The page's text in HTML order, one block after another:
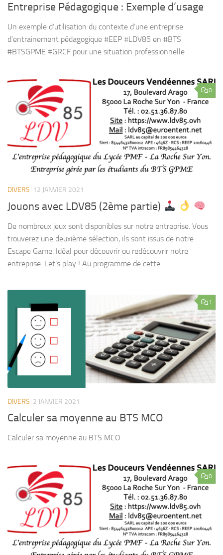
Entreprise Pédagogique : Exemple d’usage
Un exemple d’utilisation du contexte d’une entreprise
d’entrainement pédagogique #EEP #LDV85 en #BTS
#BTSGPME #GRCF pour une situation professionnelle
0
DIVERS 12 JANVIER 2021
Jouons avec LDV85 (2ème partie)
De nombreux jeux sont disponibles sur notre entreprise. Vous
trouverez une deuxième sélection, ils sont issus de notre
Escape Game. Idéal pour découvrir ou redécouvrir notre
entreprise. Let’s play ! Au programme de cette...
1
DIVERS 2 JANVIER 2021
Calculer sa moyenne au BTS MCO
Calculer sa moyenne au BTS MCO
0